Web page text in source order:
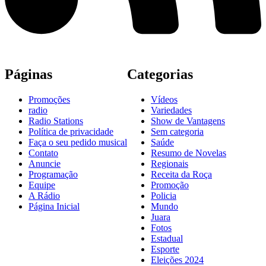
Páginas
Promoções
radio
Radio Stations
Política de privacidade
Faça o seu pedido musical
Contato
Anuncie
Programação
Equipe
A Rádio
Página Inicial
Categorias
Vídeos
Variedades
Show de Vantagens
Sem categoria
Saúde
Resumo de Novelas
Regionais
Receita da Roça
Promoção
Policia
Mundo
Juara
Fotos
Estadual
Esporte
Eleições 2024